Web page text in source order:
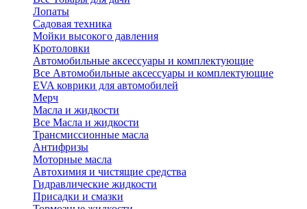
Лопаты
Садовая техника
Мойки высокого давления
Кротоловки
Автомобильные аксессуары и комплектующие
Все Автомобильные аксессуары и комплектующие
EVA коврики для автомобилей
Мерч
Масла и жидкости
Все Масла и жидкости
Трансмиссионные масла
Антифризы
Моторные масла
Автохимия и чистящие средства
Гидравлические жидкости
Присадки и смазки